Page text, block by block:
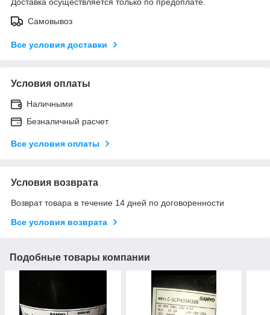
Самовывоз
Все условия доставки
Условия оплаты
Наличными
Безналичный расчет
Все условия оплаты
Условия возврата
Возврат товара в течение 14 дней по договоренности
Все условия возврата
Подобные товары компании